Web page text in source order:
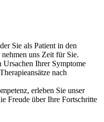
Sie als Patient in den
uns Zeit für Sie.
Ursachen Ihrer Symptome
nach
erleben Sie unser
Freude über Ihre Fortschritte